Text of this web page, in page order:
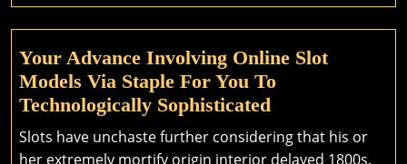
And
On
Your Advance Involving Online Slot
Models Via Staple For You To
Technologically Sophisticated
Advance
Involving
Slots have unchaste further considering that his or
her extremely mortify origin interior delayed 1800s.